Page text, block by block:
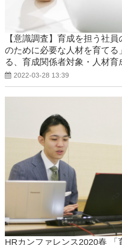
【意識調査】育成を担う社
のために必要な人材を育てる
る、育成関係者対象・人材
ポートを公開
2022-03-28 13:39
HRカンファレンス2020春 「